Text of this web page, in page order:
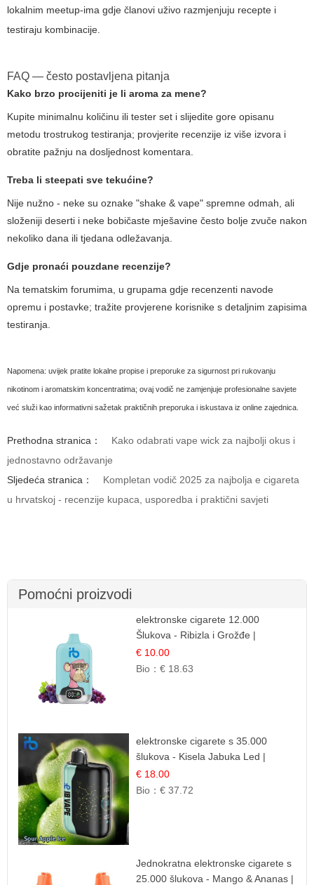
lokalnim meetup-ima gdje članovi uživo razmjenjuju recepte i
testiraju kombinacije.
FAQ — često postavljena pitanja
Kako brzo procijeniti je li aroma za mene?
Kupite minimalnu količinu ili tester set i slijedite gore opisanu
metodu trostrukog testiranja; provjerite recenzije iz više izvora i
obratite pažnju na dosljednost komentara.
Treba li steepati sve tekućine?
Nije nužno - neke su oznake "shake & vape" spremne odmah, ali
složeniji deserti i neke bobičaste mješavine često bolje zvuče nakon
nekoliko dana ili tjedana odležavanja.
Gdje pronaći pouzdane recenzije?
Na tematskim forumima, u grupama gdje recenzenti navode
opremu i postavke; tražite provjerene korisnike s detaljnim zapisima
testiranja.
Napomena: uvijek pratite lokalne propise i preporuke za sigurnost pri rukovanju
nikotinom i aromatskim koncentratima; ovaj vodič ne zamjenjuje profesionalne savjete
već služi kao informativni sažetak praktičnih preporuka i iskustava iz online zajednica.
Prethodna stranica：
Kako odabrati vape wick za najbolji okus i
jednostavno održavanje
Sljedeća stranica：
Kompletan vodič 2025 za najbolja e cigareta
u hrvatskoj - recenzije kupaca, usporedba i praktični savjeti
Pomoćni proizvodi
elektronske cigarete 12.000
Šlukova - Ribizla i Grožđe |
Elegantna Voćna Kombinacija
€ 10.00
Bio：€ 18.63
elektronske cigarete s 35.000
šlukova - Kisela Jabuka Led |
Osježavajući Kiselo-Slatki Okus
€ 18.00
Bio：€ 37.72
Jednokratna elektronske cigarete s
25.000 šlukova - Mango & Ananas |